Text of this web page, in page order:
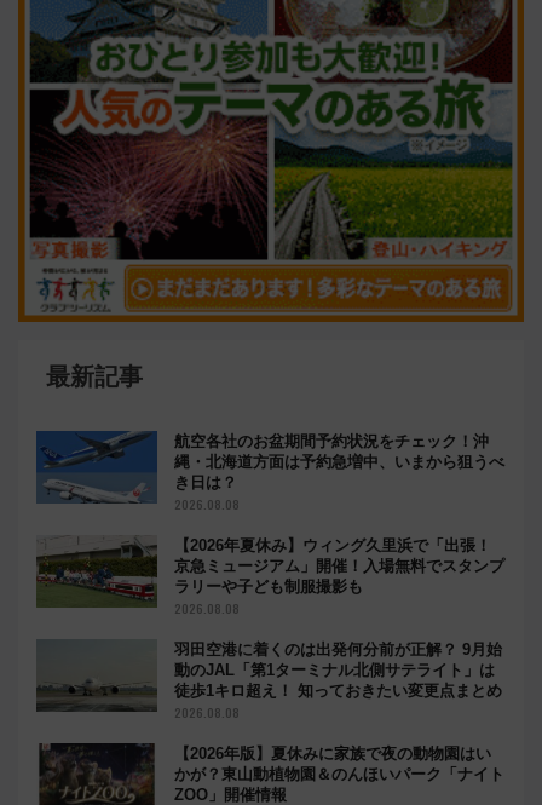
最新記事
航空各社のお盆期間予約状況をチェック！沖
縄・北海道方面は予約急増中、いまから狙うべ
き日は？
2026.08.08
【2026年夏休み】ウィング久里浜で「出張！
京急ミュージアム」開催！入場無料でスタンプ
ラリーや子ども制服撮影も
2026.08.08
羽田空港に着くのは出発何分前が正解？ 9月始
動のJAL「第1ターミナル北側サテライト」は
徒歩1キロ超え！ 知っておきたい変更点まとめ
2026.08.08
【2026年版】夏休みに家族で夜の動物園はい
かが？東山動植物園＆のんほいパーク「ナイト
ZOO」開催情報